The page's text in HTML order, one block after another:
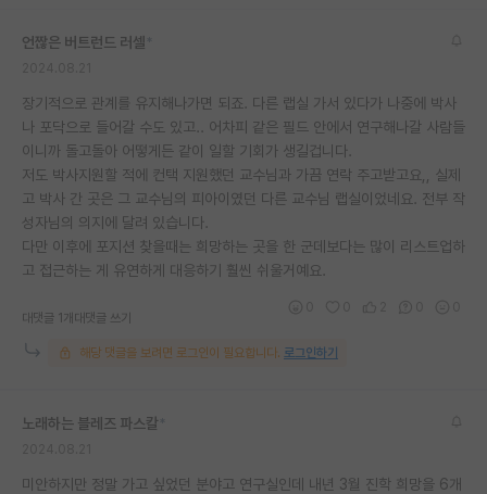
언짢은 버트런드 러셀
장기적으로 관계를 유지해나가면 되죠. 다른 랩실 가서 있다가 나중에 박사
나 포닥으로 들어갈 수도 있고.. 어차피 같은 필드 안에서 연구해나갈 사람들
이니까 돌고돌아 어떻게든 같이 일할 기회가 생길겁니다.
저도 박사지원할 적에 컨택 지원했던 교수님과 가끔 연락 주고받고요,, 실제
고 박사 간 곳은 그 교수님의 피아이였던 다른 교수님 랩실이었네요. 전부 작
성자님의 의지에 달려 있습니다.
다만 이후에 포지션 찾을때는 희망하는 곳을 한 군데보다는 많이 리스트업하
고 접근하는 게 유연하게 대응하기 훨씬 쉬울거예요.
대댓글 1개 대댓글 쓰기
해당 댓글을 보려면 로그인이 필요합니다. 로그인하기
노래하는 블레즈 파스칼
미안하지만 정말 가고 싶었던 분야고 연구실인데 내년 3월 진학 희망을 6개